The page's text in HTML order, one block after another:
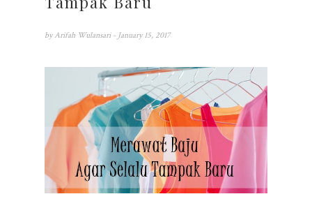
by Arifah Wulansari - January 15, 2017